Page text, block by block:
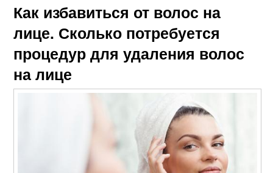
Как избавиться от волос на
лице. Сколько потребуется
процедур для удаления волос
на лице